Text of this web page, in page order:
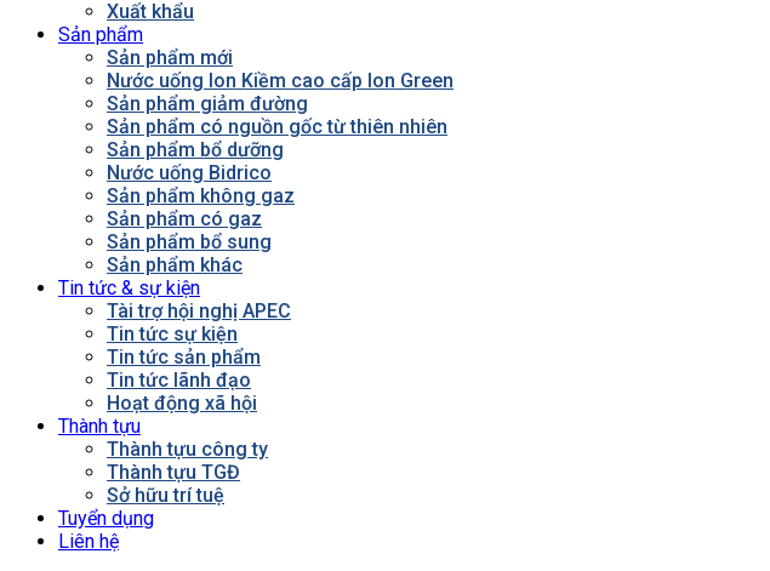
Xuất khẩu
Sản phẩm
Sản phẩm mới
Nước uống Ion Kiềm cao cấp Ion Green
Sản phẩm giảm đường
Sản phẩm có nguồn gốc từ thiên nhiên
Sản phẩm bổ dưỡng
Nước uống Bidrico
Sản phẩm không gaz
Sản phẩm có gaz
Sản phẩm bổ sung
Sản phẩm khác
Tin tức & sự kiện
Tài trợ hội nghị APEC
Tin tức sự kiện
Tin tức sản phẩm
Tin tức lãnh đạo
Hoạt động xã hội
Thành tựu
Thành tựu công ty
Thành tựu TGĐ
Sở hữu trí tuệ
Tuyển dụng
Liên hệ